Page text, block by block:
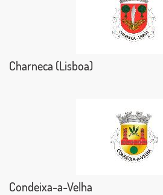
Charneca (Lisboa)
Condeixa-a-Velha